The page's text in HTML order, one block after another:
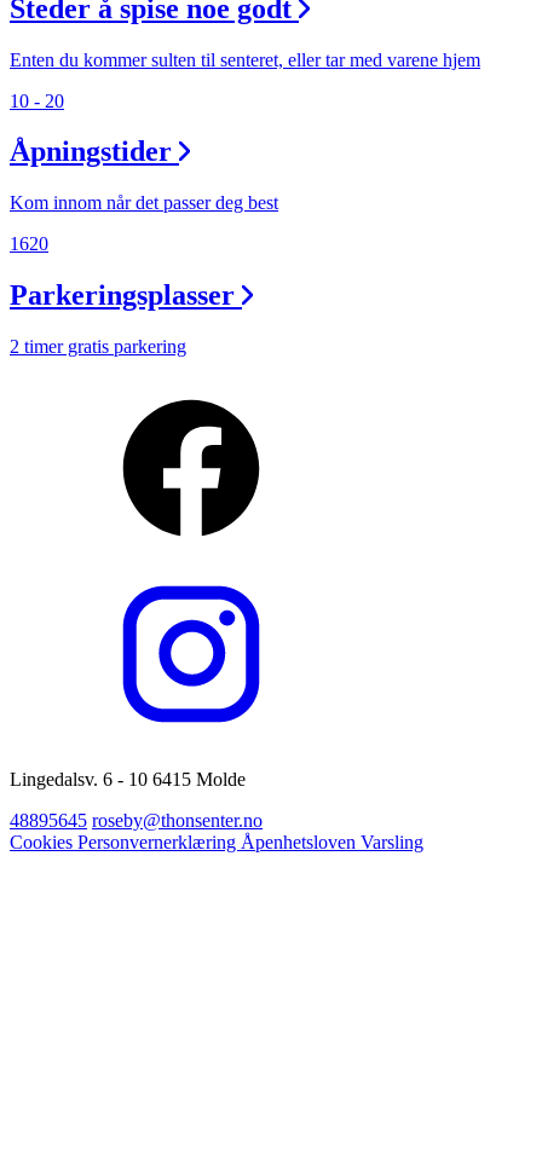
Steder å spise noe godt
Enten du kommer sulten til senteret, eller tar med varene hjem
10 - 20
Åpningstider
Kom innom når det passer deg best
1620
Parkeringsplasser
2 timer gratis parkering
Lingedalsv. 6 - 10 6415 Molde
48895645 roseby@thonsenter.no
Cookies Personvernerklæring Åpenhetsloven Varsling